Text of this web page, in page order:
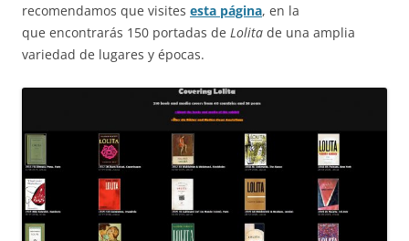
recomendamos que visites esta página, en la
que encontrarás 150 portadas de Lolita de una amplia
variedad de lugares y épocas.